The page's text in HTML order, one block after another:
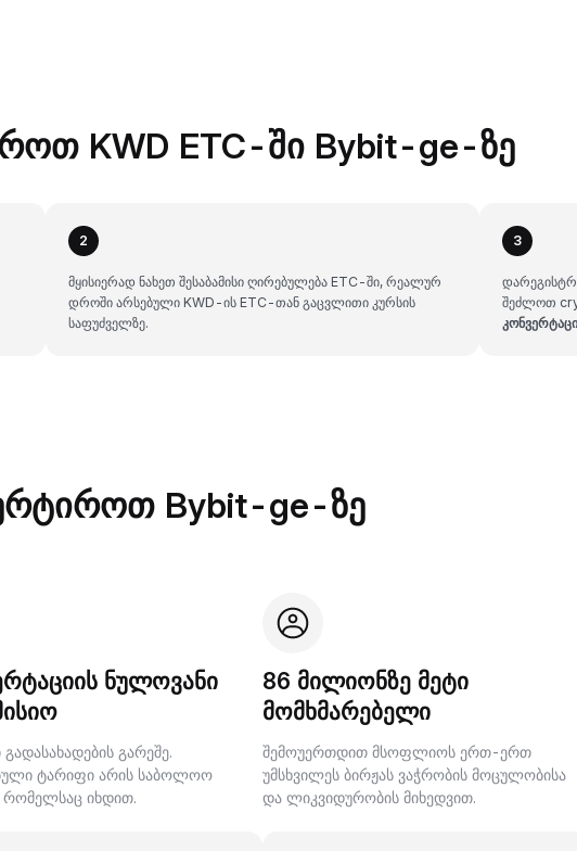
KWD ETC-ში Bybit-ge-ზე
2
მყისიერად ნახეთ შესაბამისი ღირებულება ETC-ში, რეალურ
დროში არსებული KWD-ის ETC-თან გაცვლითი კურსის
საფუძველზე.
3
შეძლოთ
Bybit-ge-ზე
ნულოვანი
გარეშე.
ტარიფი არის საბოლოო
იხდით.
86 მილიონზე მეტი
მომხმარებელი
შემოუერთდით მსოფლიოს ერთ-ერთ
უმსხვილეს ბირჟას ვაჭრობის მოცულობისა
და ლიკვიდურობის მიხედვით.